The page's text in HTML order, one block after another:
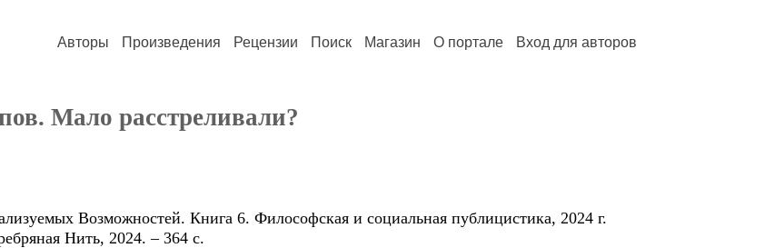
Авторы Произведения Рецензии Поиск Магазин О портале Вход для авторов
Мало расстреливали?
Возможностей. Книга 6. Философская и социальная публицистика, 2024 г.
Нить, 2024. – 364 с.